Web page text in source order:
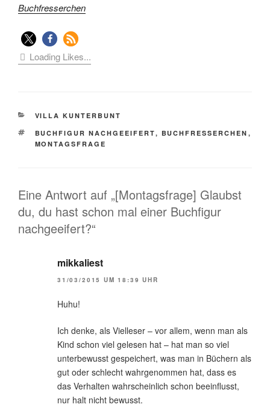
Buchfresserchen
Loading Likes...
KATEGORIEN
VILLA KUNTERBUNT
SCHLAGWÖRTER
BUCHFIGUR NACHGEEIFERT, BUCHFRESSERCHEN ,
MONTAGSFRAGE
Eine Antwort auf „[Montagsfrage] Glaubst
du, du hast schon mal einer Buchfigur
nachgeeifert?“
mikkaliest
31/03/2015 UM 18:39 UHR
Huhu!
Ich denke, als Vielleser – vor allem, wenn man als
Kind schon viel gelesen hat – hat man so viel
unterbewusst gespeichert, was man in Büchern als
gut oder schlecht wahrgenommen hat, dass es
das Verhalten wahrscheinlich schon beeinflusst,
nur halt nicht bewusst.